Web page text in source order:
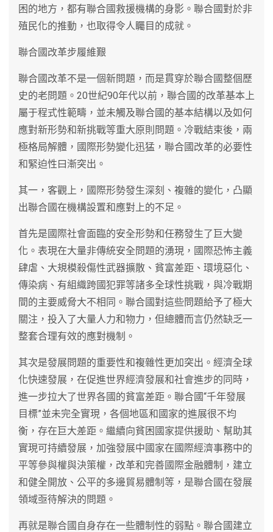
困的地方，都有聯合國救援機構的身影。聯合國對於非
殖民化的推動，也取得令人矚目的成就。
聯合國改革步履維艱
聯合國改革不是一個新問題，而是貫穿於聯合國整個歷
史的老問題。20世紀90年代以前，聯合國的改革基本上
屬于程式性範疇，並未觸及聯合國的基本結構以及如何
應對新形勢和新挑戰等重大原則問題。冷戰結束後，兩
極格局解體，國際形勢變化迅猛，聯合國改革的必要性
和緊迫性曰漸突出。
其一，客觀上，國際形勢發生深刻、複雜的變化，凸顯
出聯合國在機構設置和應對上的不足。
首先是國際社會面臨的安全形勢和任務發生了巨大變
化。表現在大量非傳統安全問題的湧現，國際恐怖主義
肆虐、大規模殺傷性武器擴散、貧富差距、環境惡化、
傳染病、有組織跨國犯罪等諸多全球性挑戰，與冷戰期
間的主要威脅大不相同。聯合國對這些問題給予了極大
關注，投入了大量人力和物力，但總體而言仍然缺乏一
整套合理有效的應對機制。
其次是發展問題的重要性和複雜性更加突出。經濟全球
化快速發展，在促進世界經濟發展和社會進步的同時，
進一步拉大了世界各國的貧富差距。聯合國“千年發展
目標”並未完全實現，各個地區和國家的進展很不均
衡，存在巨大差距。繼續向貧困國家提供援助、幫助其
實現可持續發展，加強發展中國家在國際經濟事務中的
平等參與權與決策權，改革和完善國際金融體制，建立
和健全開放、公平的多邊貿易體制等，是聯合國在發展
領域亟待解決的問題。
再就是聯合國自身存在一些體制性的弱點。聯合國建立